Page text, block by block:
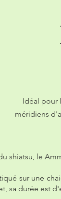
Idéal pour
méridiens
shiatsu, le
sur une
sa durée est